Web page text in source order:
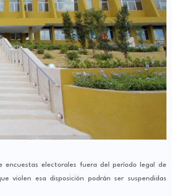
encuestas electorales fuera del período legal de
violen esa disposición podrán ser suspendidas